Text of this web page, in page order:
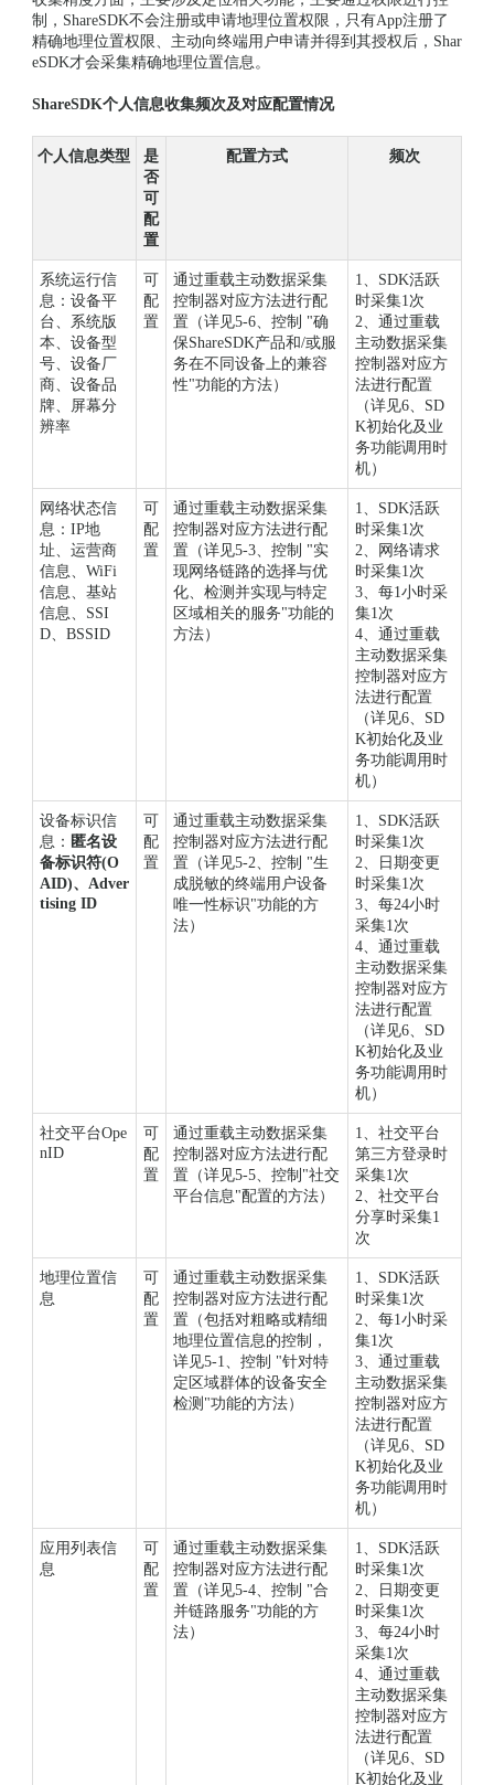
制，ShareSDK不会注册或申请地理位置权限，只有App注册了
精确地理位置权限、主动向终端用户申请并得到其授权后，Shar
eSDK才会采集精确地理位置信息。
ShareSDK个人信息收集频次及对应配置情况
个人信息类型
是
否
可
配
置
配置方式 频次
系统运行信
息：设备平
台、系统版
本、设备型
号、设备厂
商、设备品
牌、屏幕分
辨率
可
配
置
通过重载主动数据采集
控制器对应方法进行配
置（详见5-6、控制 "确
保ShareSDK产品和/或服
务在不同设备上的兼容
性"功能的方法）
1、SDK活跃
时采集1次
2、通过重载
主动数据采集
控制器对应方
法进行配置
（详见6、SD
K初始化及业
务功能调用时
机）
网络状态信
息：IP地
址、运营商
信息、WiFi
信息、基站
信息、SSI
D、BSSID
可
配
置
通过重载主动数据采集
控制器对应方法进行配
置（详见5-3、控制 "实
现网络链路的选择与优
化、检测并实现与特定
区域相关的服务"功能的
方法）
1、SDK活跃
时采集1次
2、网络请求
时采集1次
3、每1小时采
集1次
4、通过重载
主动数据采集
控制器对应方
法进行配置
（详见6、SD
K初始化及业
务功能调用时
机）
设备标识信
息： 匿名设
备标识符(O
AID)、Adver
tising ID
可
配
置
通过重载主动数据采集
控制器对应方法进行配
置（详见5-2、控制 "生
成脱敏的终端用户设备
唯一性标识"功能的方
法）
1、SDK活跃
时采集1次
2、日期变更
时采集1次
3、每24小时
采集1次
4、通过重载
主动数据采集
控制器对应方
法进行配置
（详见6、SD
K初始化及业
务功能调用时
机）
社交平台Ope
nID
可
配
置
通过重载主动数据采集
控制器对应方法进行配
置（详见5-5、控制"社交
平台信息"配置的方法）
1、社交平台
第三方登录时
采集1次
2、社交平台
分享时采集1
次
地理位置信
息
可
配
置
通过重载主动数据采集
控制器对应方法进行配
置（包括对粗略或精细
地理位置信息的控制，
详见5-1、控制 "针对特
定区域群体的设备安全
检测"功能的方法）
1、SDK活跃
时采集1次
2、每1小时采
集1次
3、通过重载
主动数据采集
控制器对应方
法进行配置
（详见6、SD
K初始化及业
务功能调用时
机）
应用列表信
息
可
配
置
通过重载主动数据采集
控制器对应方法进行配
置（详见5-4、控制 "合
并链路服务"功能的方
法）
1、SDK活跃
时采集1次
2、日期变更
时采集1次
3、每24小时
采集1次
4、通过重载
主动数据采集
控制器对应方
法进行配置
（详见6、SD
K初始化及业